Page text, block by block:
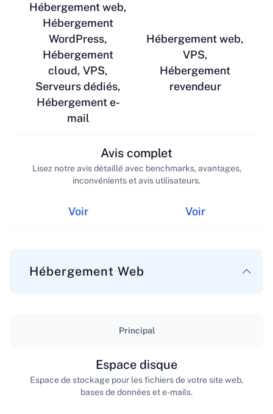
Hébergement web,
Hébergement
WordPress,
Hébergement
cloud, VPS,
Serveurs dédiés,
Hébergement e-
mail
Hébergement web,
VPS,
Hébergement
revendeur
Voir
Avis complet
Lisez notre avis détaillé avec benchmarks, avantages,
inconvénients et avis utilisateurs.
Voir
Hébergement Web
Principal
Espace disque
Espace de stockage pour les fichiers de votre site web,
bases de données et e-mails.